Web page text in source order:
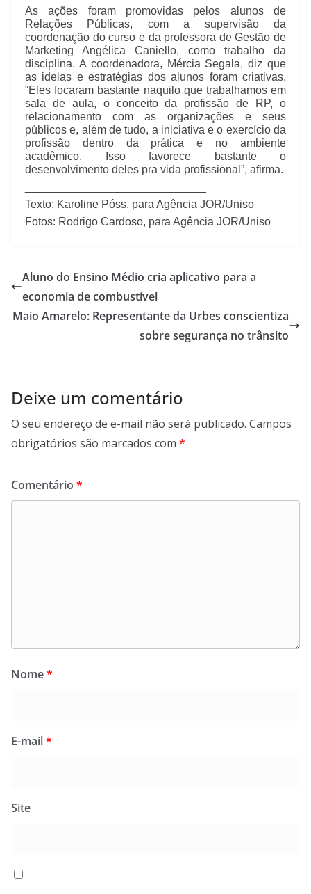
As ações foram promovidas pelos alunos de
Relações Públicas, com a supervisão da
coordenação do curso e da professora de Gestão de
Marketing Angélica Caniello, como trabalho da
disciplina. A coordenadora, Mércia Segala, diz que
as ideias e estratégias dos alunos foram criativas.
“Eles focaram bastante naquilo que trabalhamos em
sala de aula, o conceito da profissão de RP, o
relacionamento com as organizações e seus
públicos e, além de tudo, a iniciativa e o exercício da
profissão dentro da prática e no ambiente
acadêmico. Isso favorece bastante o
desenvolvimento deles pra vida profissional”, afirma.
Texto: Karoline Póss, para Agência JOR/Uniso
Fotos: Rodrigo Cardoso, para Agência JOR/Uniso
Aluno do Ensino Médio cria aplicativo para a
economia de combustível
Maio Amarelo: Representante da Urbes conscientiza
sobre segurança no trânsito
Deixe um comentário
O seu endereço de e-mail não será publicado. Campos
obrigatórios são marcados com *
Comentário *
Nome*
E-mail*
Site